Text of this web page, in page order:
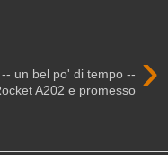
›
un bel po' di tempo --
A202 e promesso